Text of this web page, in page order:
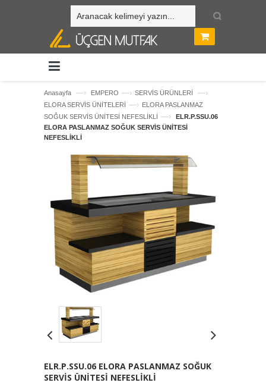
Anasayfa —› EMPERO —› SERVİS ÜRÜNLERİ —›
ELORA SERVİS ÜNİTELERİ —› ELORA PASLANMAZ
SOĞUK SERVİS ÜNİTESİ NEFESLİKLİ —›
ELR.P.SSU.06
ELORA PASLANMAZ SOĞUK SERVİS ÜNİTESİ
NEFESLİKLİ
ELR.P.SSU.06 ELORA PASLANMAZ SOĞUK
SERVİS ÜNİTESİ NEFESLİKLİ